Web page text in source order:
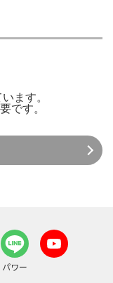
ます。
です。
パワー